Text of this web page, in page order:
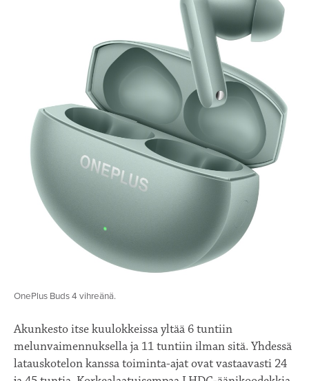
OnePlus Buds 4 vihreänä.
Akunkesto itse kuulokkeissa yltää 6 tuntiin
melunvaimennuksella ja 11 tuntiin ilman sitä. Yhdessä
latauskotelon kanssa toiminta-ajat ovat vastaavasti 24